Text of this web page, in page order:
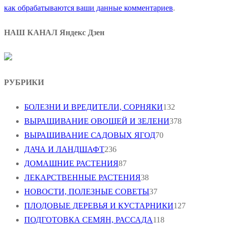
как обрабатываются ваши данные комментариев.
НАШ КАНАЛ Яндекс Дзен
РУБРИКИ
БОЛЕЗНИ И ВРЕДИТЕЛИ, СОРНЯКИ132
ВЫРАЩИВАНИЕ ОВОЩЕЙ И ЗЕЛЕНИ378
ВЫРАЩИВАНИЕ САДОВЫХ ЯГОД70
ДАЧА И ЛАНДШАФТ236
ДОМАШНИЕ РАСТЕНИЯ87
ЛЕКАРСТВЕННЫЕ РАСТЕНИЯ38
НОВОСТИ, ПОЛЕЗНЫЕ СОВЕТЫ37
ПЛОДОВЫЕ ДЕРЕВЬЯ И КУСТАРНИКИ127
ПОДГОТОВКА СЕМЯН, РАССАДА118